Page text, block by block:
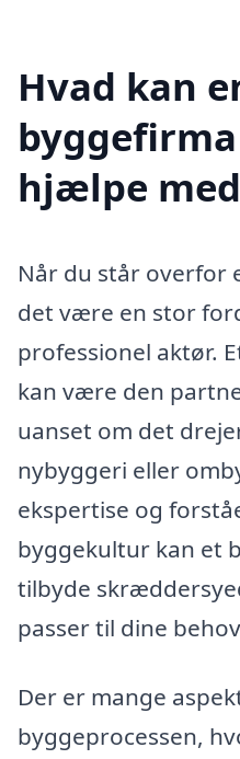
Hvad kan
hjælpe
Når du står overfor
det være en stor
professionel aktør.
kan være den
uanset om det
nybyggeri eller
ekspertise og
byggekultur kan et
tilbyde
passer til dine
Der er mange
byggeprocessen,